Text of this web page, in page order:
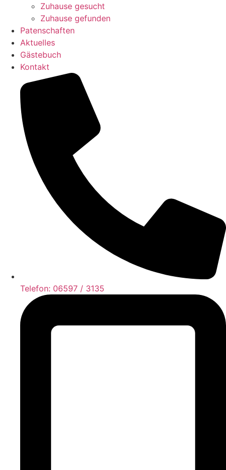
Zuhause gesucht
Zuhause gefunden
Patenschaften
Aktuelles
Gästebuch
Kontakt
Telefon: 06597 / 3135